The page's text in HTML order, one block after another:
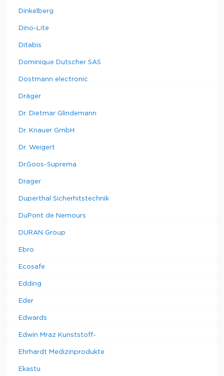
Dinkelberg
Dino-Lite
Ditabis
Dominique Dutscher SAS
Dostmann electronic
Dräger
Dr. Dietmar Glindemann
Dr. Knauer GmbH
Dr. Weigert
Dr.Goos-Suprema
Drager
Duperthal Sicherhitstechnik
DuPont de Nemours
DURAN Group
Ebro
Ecosafe
Edding
Eder
Edwards
Edwin Mraz Kunststoff-
Ehrhardt Medizinprodukte
Ekastu